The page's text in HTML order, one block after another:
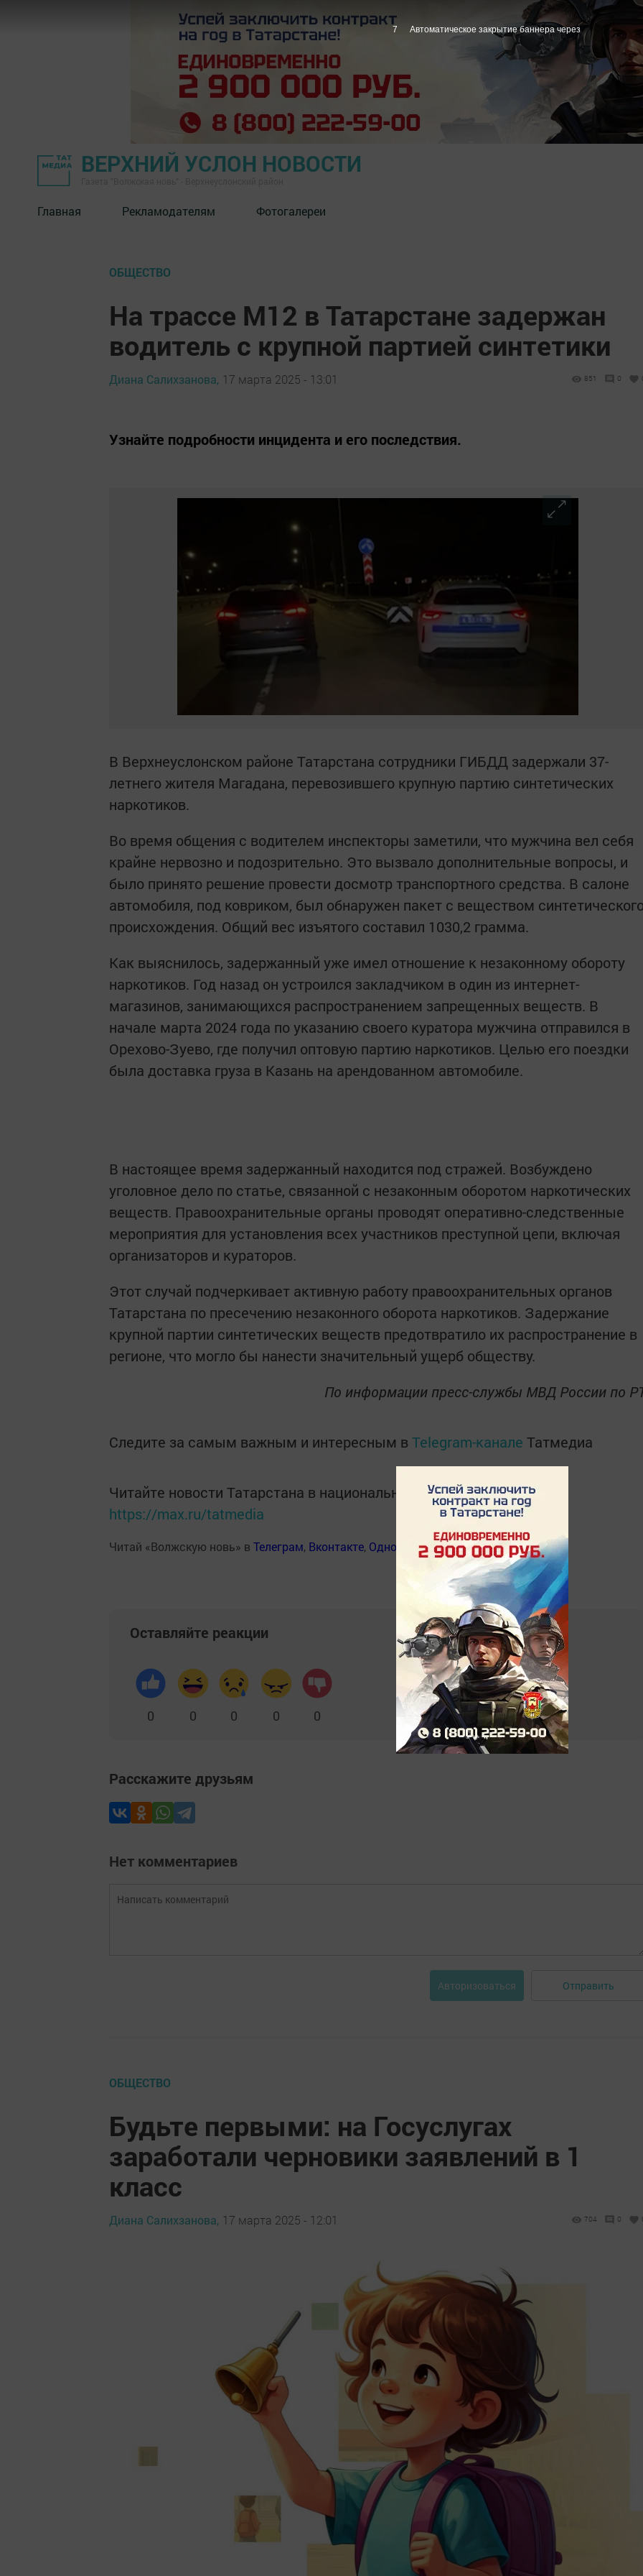
ВЕРХНИЙ УСЛОН НОВОСТИ
Главная Рекламодателям Фотогалереи
ОБЩЕСТВО
На трассе М12 в Татарстане задержан
водитель с крупной партией синтетики
Диана Салихзанова, 17 марта 2025 - 13:01 851 0
Узнайте подробности инцидента и его последствия.
В Верхнеуслонском районе Татарстана сотрудники ГИБДД задержали 37-
летнего жителя Магадана, перевозившего крупную партию синтетических
наркотиков.
Во время общения с водителем инспекторы заметили, что мужчина вел себя
крайне нервозно и подозрительно. Это вызвало дополнительные вопросы, и
было принято решение провести досмотр транспортного средства. В салоне
автомобиля, под ковриком, был обнаружен пакет с веществом
происхождения. Общий вес изъятого составил 1030,2 грамма.
Как выяснилось, задержанный уже имел отношение к незаконному обороту
наркотиков. Год назад он устроился закладчиком в один из интернет-
магазинов, занимающихся распространением запрещенных веществ. В
начале марта 2024 года по указанию своего куратора мужчина отправился в
Орехово-Зуево, где получил оптовую партию наркотиков. Целью его поездки
была доставка груза в Казань на арендованном автомобиле.
В настоящее время задержанный находится под стражей. Возбуждено
уголовное дело по статье, связанной с незаконным оборотом наркотических
веществ. Правоохранительные органы проводят оперативно-следственные
мероприятия для установления всех участников преступной цепи, включая
организаторов и кураторов.
Этот случай подчеркивает активную работу правоохранительных органов
Татарстана по пресечению незаконного оборота наркотиков. Задержание
крупной партии синтетических веществ предотвратило их распространение в
регионе, что могло бы нанести значительный ущерб обществу.
По информации пресс-службы МВД России по
Следите за самым важным и интересным в Telegram-канале Татмедиа
Читайте новости Татарстана в национальном мессенджере MАХ:
https://max.ru/tatmedia
Читай «Волжскую новь» в Телеграм, Вконтакте, Одноклассники,Дзен
Оставляйте реакции
0 0 0 0 0
Расскажите друзьям
Нет комментариев
Авторизоваться Отправить
ОБЩЕСТВО
Будьте первыми: на Госуслугах
заработали черновики заявлений в 1
класс
Диана Салихзанова, 17 марта 2025 - 12:01 704 0
5 Автоматическое закрытие баннера через